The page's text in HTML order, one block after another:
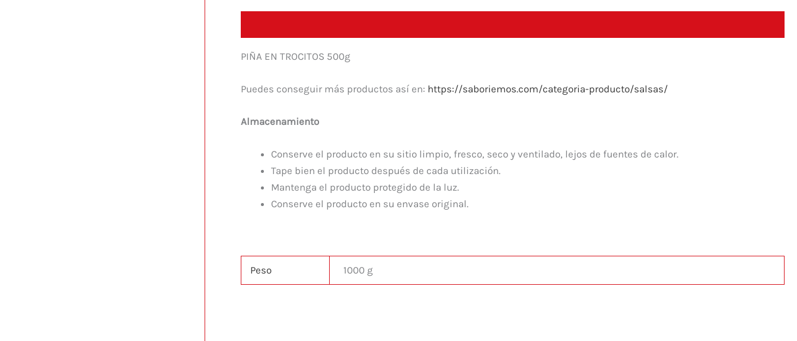
PIÑA EN TROCITOS 500g
Puedes conseguir más productos así en: https://saboriemos.com/categoria-producto/salsas/
Almacenamiento
Conserve el producto en su sitio limpio, fresco, seco y ventilado, lejos de fuentes de calor.
Tape bien el producto después de cada utilización.
Mantenga el producto protegido de la luz.
Conserve el producto en su envase original.
Peso 1000 g